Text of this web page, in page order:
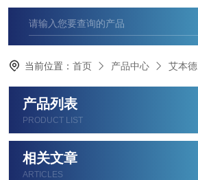
当前位置： 首页 产品中心 艾本德
产品列表
PRODUCT LIST
相关文章
ARTICLES